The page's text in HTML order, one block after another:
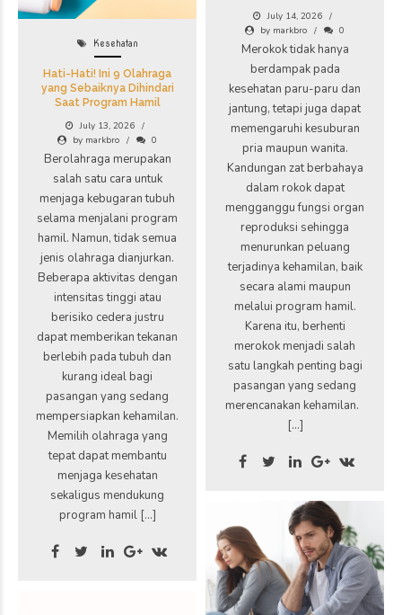
July 14, 2026
by markbro
0
Merokok tidak hanya
berdampak pada
kesehatan paru-paru dan
jantung, tetapi juga dapat
memengaruhi kesuburan
pria maupun wanita.
Kandungan zat berbahaya
dalam rokok dapat
mengganggu fungsi organ
reproduksi sehingga
menurunkan peluang
terjadinya kehamilan, baik
secara alami maupun
melalui program hamil.
Karena itu, berhenti
merokok menjadi salah
satu langkah penting bagi
pasangan yang sedang
merencanakan kehamilan.
[…]
Kesehatan
Hati-Hati! Ini 9 Olahraga
yang Sebaiknya Dihindari
Saat Program Hamil
July 13, 2026
by markbro
0
Berolahraga merupakan
salah satu cara untuk
menjaga kebugaran tubuh
selama menjalani program
hamil. Namun, tidak semua
jenis olahraga dianjurkan.
Beberapa aktivitas dengan
intensitas tinggi atau
berisiko cedera justru
dapat memberikan tekanan
berlebih pada tubuh dan
kurang ideal bagi
pasangan yang sedang
mempersiapkan kehamilan.
Memilih olahraga yang
tepat dapat membantu
menjaga kesehatan
sekaligus mendukung
program hamil […]